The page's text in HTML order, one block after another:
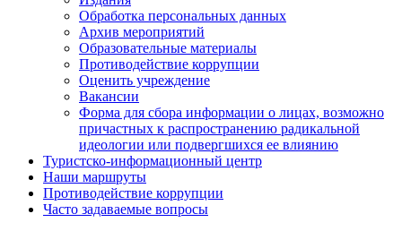
Обработка персональных данных
Архив мероприятий
Образовательные материалы
Противодействие коррупции
Оценить учреждение
Вакансии
Форма для сбора информации о лицах, возможно
причастных к распространению радикальной
идеологии или подвергшихся ее влиянию
Туристско-информационный центр
Наши маршруты
Противодействие коррупции
Часто задаваемые вопросы